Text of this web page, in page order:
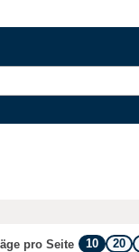
pro Seite 10 20